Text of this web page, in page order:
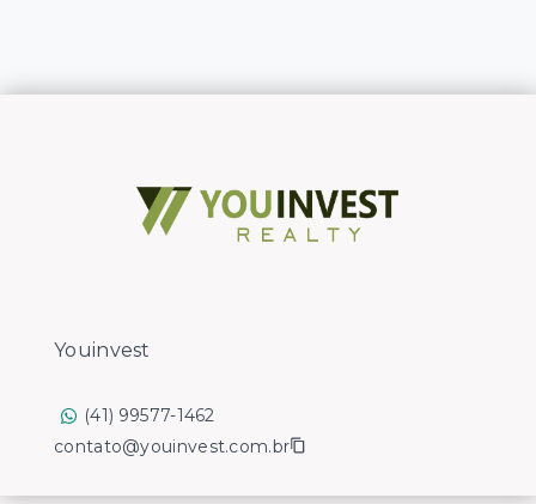
Youinvest
(41) 99577-1462
contato@youinvest.com.br